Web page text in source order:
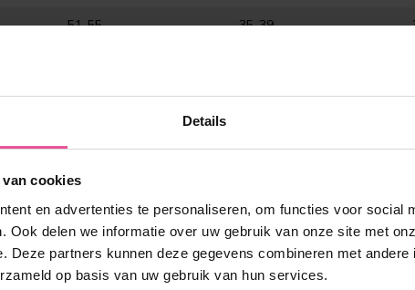
Details
cookies
en advertenties te personaliseren, om functies voor social
Ook delen we informatie over uw gebruik van onze site met
Deze partners kunnen deze gegevens combineren met
op basis van uw gebruik van hun services.
51-55 35-39
56-60 40-44
66-70 50-54
71-75 55-59